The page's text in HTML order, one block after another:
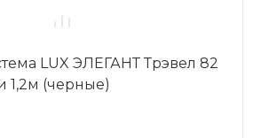
LUX ЭЛЕГАНТ Трэвел 82
1,2м (черные)